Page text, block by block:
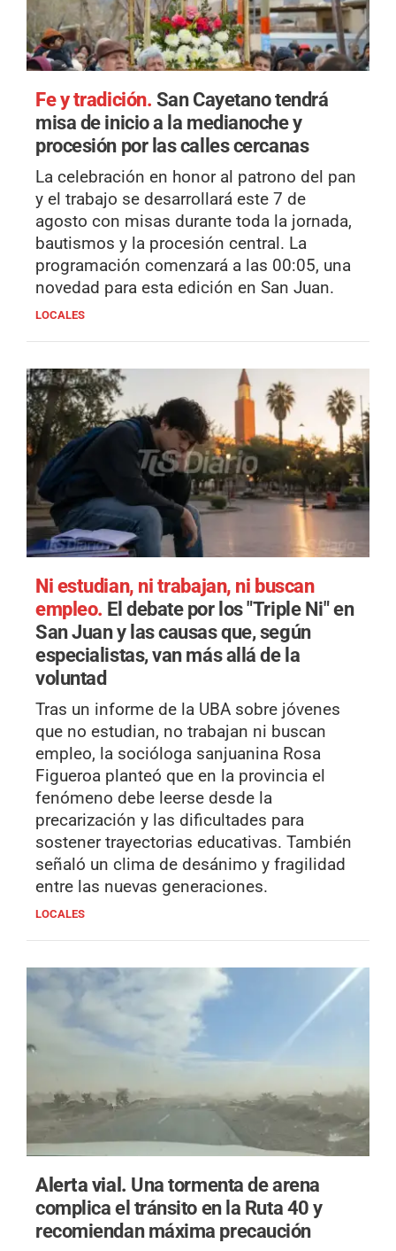
Fe y tradición. San Cayetano tendrá
misa de inicio a la medianoche y
procesión por las calles cercanas
La celebración en honor al patrono del pan
y el trabajo se desarrollará este 7 de
agosto con misas durante toda la jornada,
bautismos y la procesión central. La
programación comenzará a las 00:05, una
novedad para esta edición en San Juan.
LOCALES
Ni estudian, ni trabajan, ni buscan
empleo. El debate por los "Triple Ni" en
San Juan y las causas que, según
especialistas, van más allá de la
voluntad
Tras un informe de la UBA sobre jóvenes
que no estudian, no trabajan ni buscan
empleo, la socióloga sanjuanina Rosa
Figueroa planteó que en la provincia el
fenómeno debe leerse desde la
precarización y las dificultades para
sostener trayectorias educativas. También
señaló un clima de desánimo y fragilidad
entre las nuevas generaciones.
LOCALES
Alerta vial. Una tormenta de arena
complica el tránsito en la Ruta 40 y
recomiendan máxima precaución